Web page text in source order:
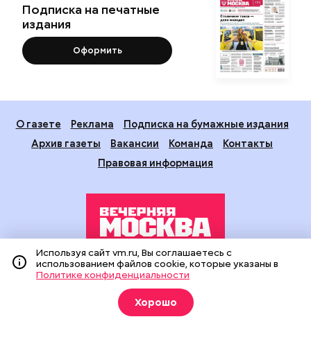
Подписка на печатные
издания
Оформить
О газете Реклама
Подписка на бумажные издания
Архив газеты
Вакансии Команда
Контакты
Правовая информация
Издание создано при финансовой поддержке Департамента
средств массовой информации и рекламы города Москвы.
На сайте применяются рекомендательные технологии
(информационные технологии предоставления информации
на основе сбора, систематизации и анализа сведений,
Используя сайт vm.ru, Вы соглашаетесь с
использованием файлов cookie, которые указаны в
Политике конфиденциальности
Хорошо